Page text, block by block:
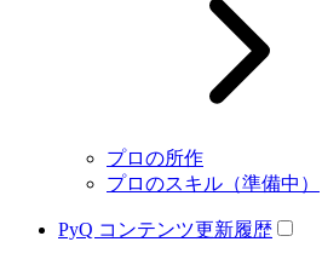
プロの所作
プロのスキル（準備中）
PyQ コンテンツ更新履歴